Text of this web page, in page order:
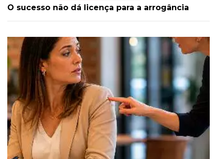
O sucesso não dá licença para a arrogância